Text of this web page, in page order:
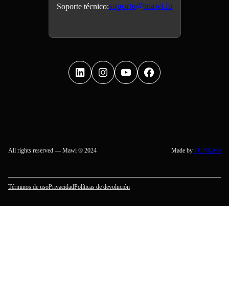
Soporte técnico:soporte@mawi.io
All rights reserved — Mawi ® 2024
Términos de usoPrivacidadPolíticas de devolución
Made by FUNKA®